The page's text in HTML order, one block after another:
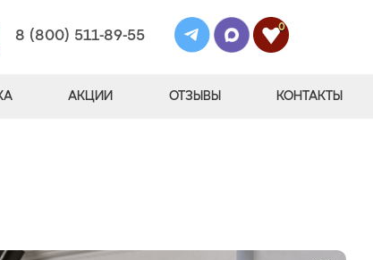
8 (800) 511-89-55
0
АКЦИИ ОТЗЫВЫ КОНТАКТЫ